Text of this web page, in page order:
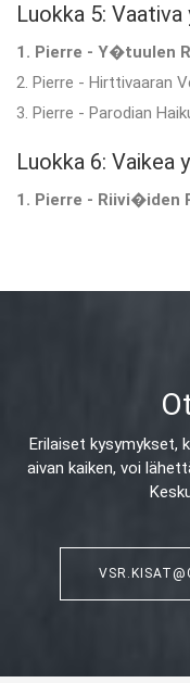
Luokka 5:
1. Pierre - Y�tuulen
2. Pierre - Hirttivaaran
3. Pierre - Parodian
Luokka 6: Vaikea
1. Pierre - Riivi�iden
Erilaiset kysymykset,
aivan kaiken, voi